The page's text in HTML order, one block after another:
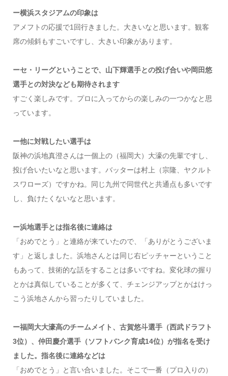
ー横浜スタジアムの印象は
アメフトの応援で1回行きました。大きいなと思います。観客
席の傾斜もすごいですし、大きい印象があります。
ーセ・リーグということで、山下輝選手との投げ合いや岡田悠
選手との対決なども期待されます
すごく楽しみです。プロに入ってからの楽しみの一つかなと思
っています。
ー他に対戦したい選手は
阪神の浜地真澄さんは一個上の（福岡大）大濠の先輩ですし、
投げ合いたいなと思います。バッターは村上（宗隆、ヤクルト
スワローズ）ですかね。同じ九州で同世代と共通点も多いです
し、負けたくないなと思います。
ー浜地選手とは指名後に連絡は
「おめでとう」と連絡が来ていたので、「ありがとうございま
す」と返しました。浜地さんとは同じ右ピッチャーということ
もあって、技術的な話をすることは多いですね。変化球の握り
とかは真似していることが多くて、チェンジアップとかはけっ
こう浜地さんから習ったりしていました。
ー福岡大大濠高のチームメイト、古賀悠斗選手（西武ドラフト
3位）、仲田慶介選手（ソフトバンク育成14位）が指名を受け
ました。指名後に連絡などは
「おめでとう」と言い合いました。そこで一番（プロ入りの）